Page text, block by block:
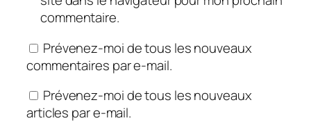
commentaire.
Prévenez-moi de tous les nouveaux
commentaires par e-mail.
Prévenez-moi de tous les nouveaux
articles par e-mail.